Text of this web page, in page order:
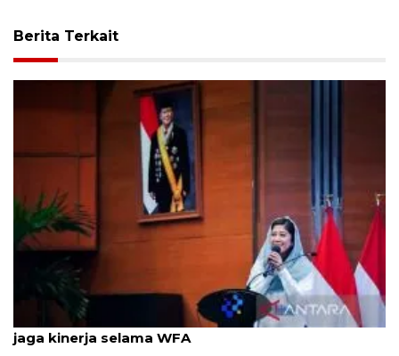
Berita Terkait
Menkomdigi ingatkan pegawai kementerian untuk
jaga kinerja selama WFA